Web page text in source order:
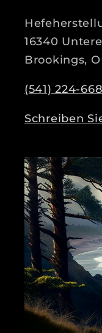
16340
Brookings,
(541) 224-
Schreiben